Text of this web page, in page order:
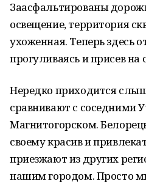
Заасфальтированы
освещение, территория
ухоженная. Теперь здесь
прогуливаясь и присев на
Нередко приходится
сравнивают с соседними
Магнитогорском.
своему красив и
приезжают из других
нашим городом. Просто